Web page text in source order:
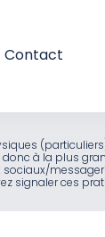
Contact
à la plus
signaler ces